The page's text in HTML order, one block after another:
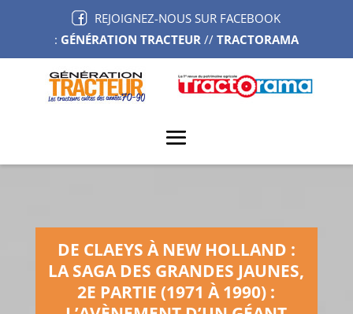
REJOIGNEZ-NOUS SUR FACEBOOK
: GÉNÉRATION TRACTEUR// TRACTORAMA
DE CLAEYS À NEW HOLLAND :
LA SAGA DES GRANDES JAUNES,
2E PARTIE (1971 À 1990) :